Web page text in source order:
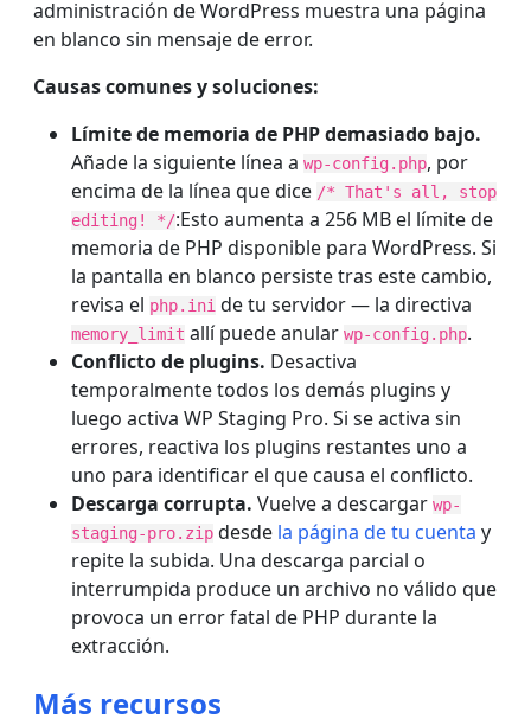
administración de WordPress muestra una página
en blanco sin mensaje de error.
Causas comunes y soluciones:
Límite de memoria de PHP demasiado bajo.
Añade la siguiente línea a wp-config.php, por
encima de la línea que dice /* That's all, stop
editing! */:Esto aumenta a 256 MB el límite de
memoria de PHP disponible para WordPress. Si
la pantalla en blanco persiste tras este cambio,
revisa el php.ini de tu servidor — la directiva
memory_limit allí puede anular wp-config.php.
Conflicto de plugins. Desactiva
temporalmente todos los demás plugins y
luego activa WP Staging Pro. Si se activa sin
errores, reactiva los plugins restantes uno a
uno para identificar el que causa el conflicto.
Descarga corrupta. Vuelve a descargar wp-
staging-pro.zip desde la página de tu cuenta y
repite la subida. Una descarga parcial o
interrumpida produce un archivo no válido que
provoca un error fatal de PHP durante la
extracción.
Más recursos